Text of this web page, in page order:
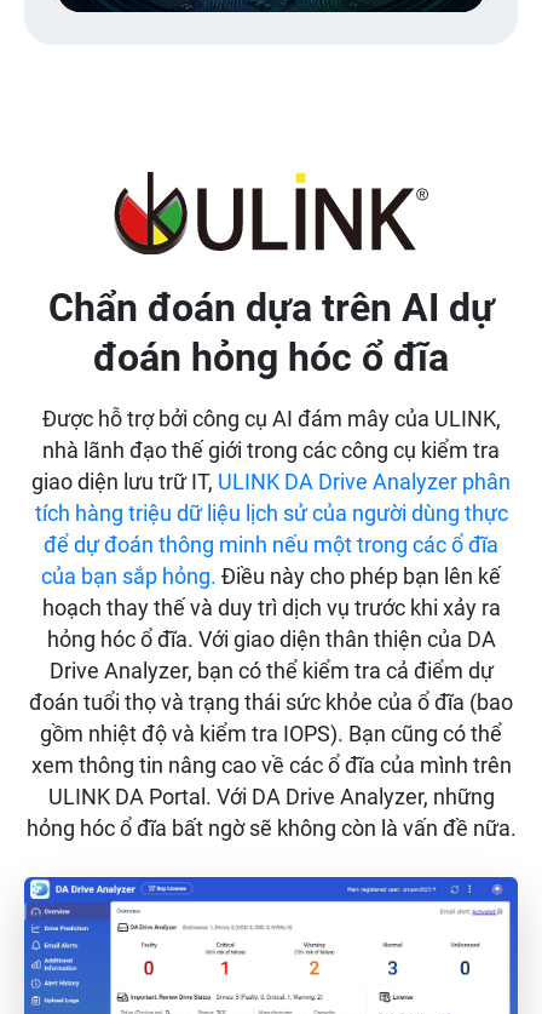
Chẩn đoán dựa trên AI dự
đoán hỏng hóc ổ đĩa
Được hỗ trợ bởi công cụ AI đám mây của ULINK,
nhà lãnh đạo thế giới trong các công cụ kiểm tra
giao diện lưu trữ IT, ULINK DA Drive Analyzer phân
tích hàng triệu dữ liệu lịch sử của người dùng thực
để dự đoán thông minh nếu một trong các ổ đĩa
của bạn sắp hỏng. Điều này cho phép bạn lên kế
hoạch thay thế và duy trì dịch vụ trước khi xảy ra
hỏng hóc ổ đĩa. Với giao diện thân thiện của DA
Drive Analyzer, bạn có thể kiểm tra cả điểm dự
đoán tuổi thọ và trạng thái sức khỏe của ổ đĩa (bao
gồm nhiệt độ và kiểm tra IOPS). Bạn cũng có thể
xem thông tin nâng cao về các ổ đĩa của mình trên
ULINK DA Portal. Với DA Drive Analyzer, những
hỏng hóc ổ đĩa bất ngờ sẽ không còn là vấn đề nữa.